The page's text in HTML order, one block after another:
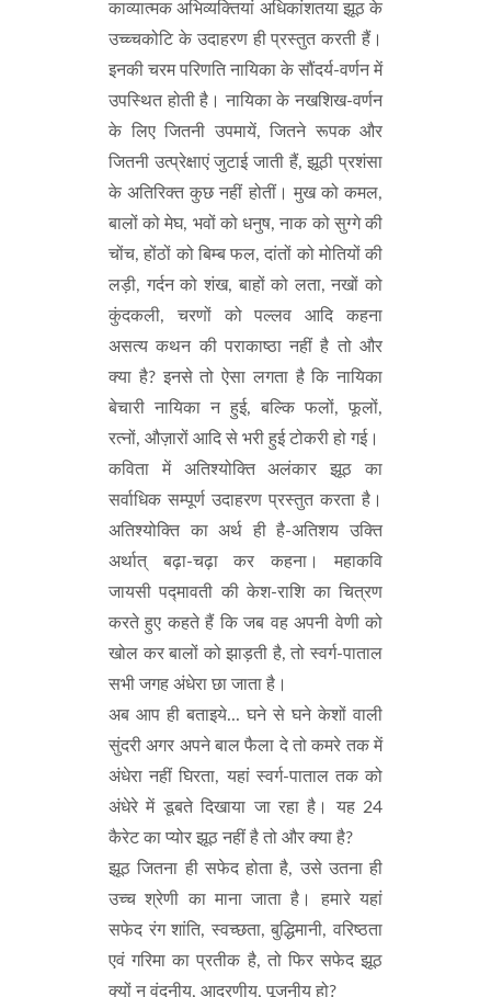
काव्यात्मक अभिव्यक्तियां अधिकांशतया झूठ के
उच्च्चकोटि के उदाहरण ही प्रस्तुत करती हैं।
इनकी चरम परिणति नायिका के सौंदर्य-वर्णन में
उपस्थित होती है। नायिका के नखशिख-वर्णन
के लिए जितनी उपमायें, जितने रूपक और
जितनी उत्प्रेक्षाएं जुटाई जाती हैं, झूठी प्रशंसा
के अतिरिक्त कुछ नहीं होतीं। मुख को कमल,
बालों को मेघ, भवों को धनुष, नाक को सुग्गे की
चोंच, होंठों को बिम्ब फल, दांतों को मोतियों की
लड़ी, गर्दन को शंख, बाहों को लता, नखों को
कुंदकली, चरणों को पल्लव आदि कहना
असत्य कथन की पराकाष्ठा नहीं है तो और
क्या है? इनसे तो ऐसा लगता है कि नायिका
बेचारी नायिका न हुई, बल्कि फलों, फूलों,
रत्नों, औज़ारों आदि से भरी हुई टोकरी हो गई।
कविता में अतिश्योक्ति अलंकार झूठ का
सर्वाधिक सम्पूर्ण उदाहरण प्रस्तुत करता है।
अतिश्योक्ति का अर्थ ही है-अतिशय उक्ति
अर्थात् बढ़ा-चढ़ा कर कहना। महाकवि
जायसी पद्मावती की केश-राशि का चित्रण
करते हुए कहते हैं कि जब वह अपनी वेणी को
खोल कर बालों को झाड़ती है, तो स्वर्ग-पाताल
सभी जगह अंधेरा छा जाता है।
अब आप ही बताइये... घने से घने केशों वाली
सुंदरी अगर अपने बाल फैला दे तो कमरे तक में
अंधेरा नहीं घिरता, यहां स्वर्ग-पाताल तक को
अंधेरे में डूबते दिखाया जा रहा है। यह 24
कैरेट का प्योर झूठ नहीं है तो और क्या है?
झूठ जितना ही सफेद होता है, उसे उतना ही
उच्च श्रेणी का माना जाता है। हमारे यहां
सफेद रंग शांति, स्वच्छता, बुद्धिमानी, वरिष्ठता
एवं गरिमा का प्रतीक है, तो फिर सफेद झूठ
क्यों न वंदनीय, आदरणीय, पूजनीय हो?